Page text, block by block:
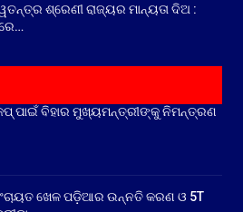
ଶ୍ରେଣୀ ରାଜ୍ୟର ମାନ୍ୟତା ଦିଅ :
ପାଇଁ ବିହାର ମୁଖ୍ୟମନ୍ତ୍ରୀଙ୍କୁ ନିମନ୍ତ୍ରଣ
ଖେଳ ପଡ଼ିଆର ଉନ୍ନତି କରଣ ଓ 5T